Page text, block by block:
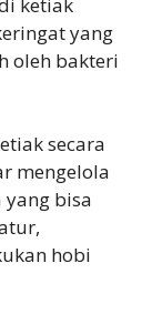
yang
oleh bakteri
secara
mengelola
yang bisa
hobi